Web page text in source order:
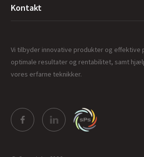
Kontakt
Vi tilbyder innovative produkter og effektive
optimale resultater og rentabilitet, samt
vores erfarne teknikker.